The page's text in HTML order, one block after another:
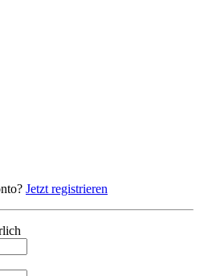
Jetzt registrieren